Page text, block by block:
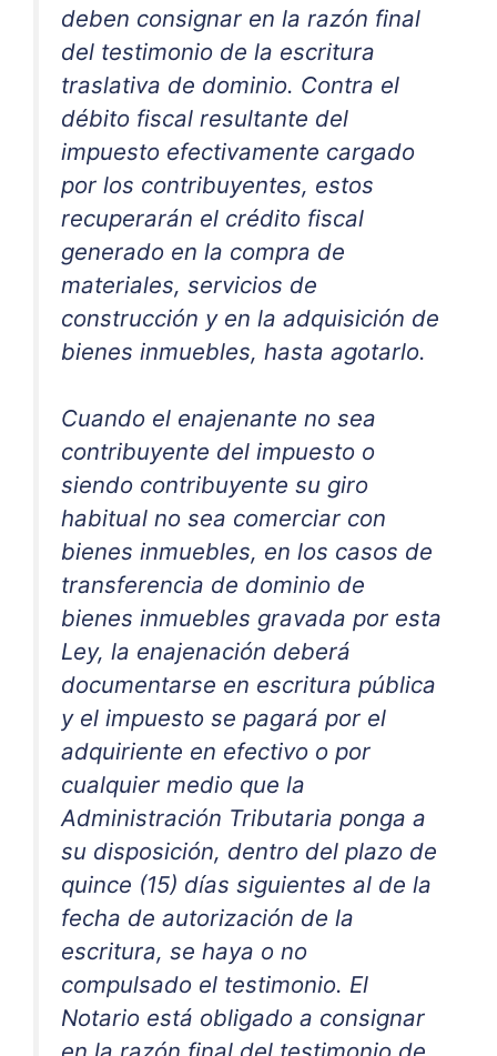
deben consignar en la razón final
del testimonio de la escritura
traslativa de dominio. Contra el
débito fiscal resultante del
impuesto efectivamente cargado
por los contribuyentes, estos
recuperarán el crédito fiscal
generado en la compra de
materiales, servicios de
construcción y en la adquisición de
bienes inmuebles, hasta agotarlo.
Cuando el enajenante no sea
contribuyente del impuesto o
siendo contribuyente su giro
habitual no sea comerciar con
bienes inmuebles, en los casos de
transferencia de dominio de
bienes inmuebles gravada por esta
Ley, la enajenación deberá
documentarse en escritura pública
y el impuesto se pagará por el
adquiriente en efectivo o por
cualquier medio que la
Administración Tributaria ponga a
su disposición, dentro del plazo de
quince (15) días siguientes al de la
fecha de autorización de la
escritura, se haya o no
compulsado el testimonio. El
Notario está obligado a consignar